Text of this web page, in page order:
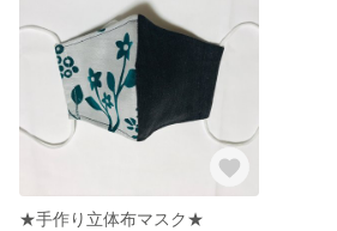
★手作り立体布マスク★